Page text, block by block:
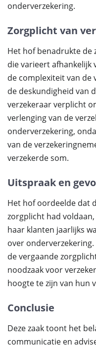
onderverzekering.
Zorgplicht van
Het hof benadrukte de
die varieert afhankelijk
de complexiteit van de
de deskundigheid van
verzekeraar verplicht
verlenging van de
onderverzekering,
van de
verzekerde som.
Uitspraak en
Het hof oordeelde dat
zorgplicht had
haar klanten jaarlijks
over
de vergaande
noodzaak voor
hoogte te zijn van hun
Conclusie
Deze zaak toont het
communicatie en